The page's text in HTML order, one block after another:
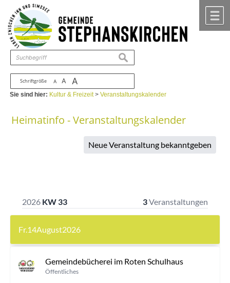
Zum Inhalt ,zur Navigation
Schriftgröße A A A
suchen
Sie sind hier: Kultur & Freizeit>Veranstaltungskalender
Heimatinfo - Veranstaltungskalender